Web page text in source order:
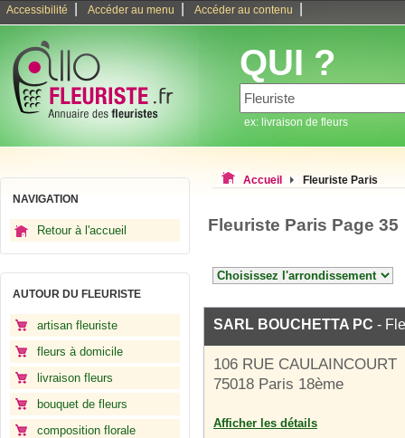
Accessibilité Accéder au menu Accéder au contenu
QUI ?
ex: livraison de fleurs
NAVIGATION
Retour à l'accueil
AUTOUR DU FLEURISTE
artisan fleuriste
fleurs à domicile
livraison fleurs
bouquet de fleurs
composition florale
Accueil Fleuriste Paris
Fleuriste Paris Page 35
SARL BOUCHETTA PC -
106 RUE CAULAINCOURT
75018 Paris 18ème
Afficher les détails